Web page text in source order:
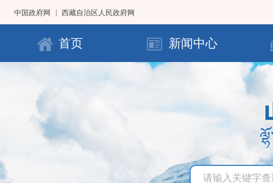
中国政府网 西藏自治区人民政府网
首页 新闻中心